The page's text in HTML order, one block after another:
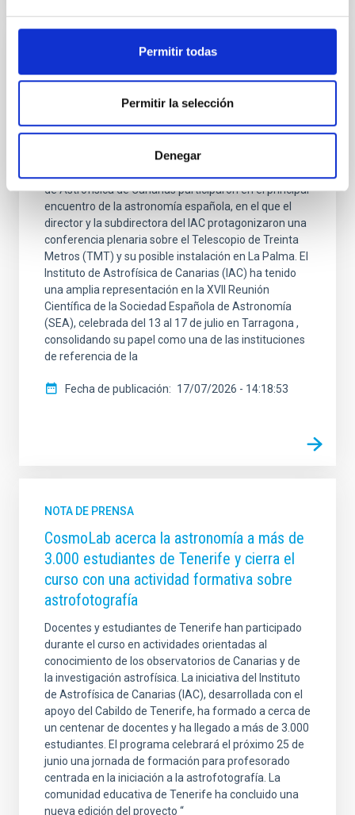
Permitir todas
Permitir la selección
Denegar
El IAC, presente en la XVII Reunión
Científica de la Sociedad Española de
Astronomía con una amplia representación
de Astrofísica de Canarias participaron en el principal
encuentro de la astronomía española, en el que el
director y la subdirectora del IAC protagonizaron una
conferencia plenaria sobre el Telescopio de Treinta
Metros (TMT) y su posible instalación en La Palma. El
Instituto de Astrofísica de Canarias (IAC) ha tenido
una amplia representación en la XVII Reunión
Científica de la Sociedad Española de Astronomía
(SEA), celebrada del 13 al 17 de julio en Tarragona ,
consolidando su papel como una de las instituciones
de referencia de la
Fecha de publicación 17/07/2026 - 14:18:53
NOTA DE PRENSA
CosmoLab acerca la astronomía a más de
3.000 estudiantes de Tenerife y cierra el
curso con una actividad formativa sobre
astrofotografía
Docentes y estudiantes de Tenerife han participado
durante el curso en actividades orientadas al
conocimiento de los observatorios de Canarias y de
la investigación astrofísica. La iniciativa del Instituto
de Astrofísica de Canarias (IAC), desarrollada con el
apoyo del Cabildo de Tenerife, ha formado a cerca de
un centenar de docentes y ha llegado a más de 3.000
estudiantes. El programa celebrará el próximo 25 de
junio una jornada de formación para profesorado
centrada en la iniciación a la astrofotografía. La
comunidad educativa de Tenerife ha concluido una
nueva edición del proyecto “